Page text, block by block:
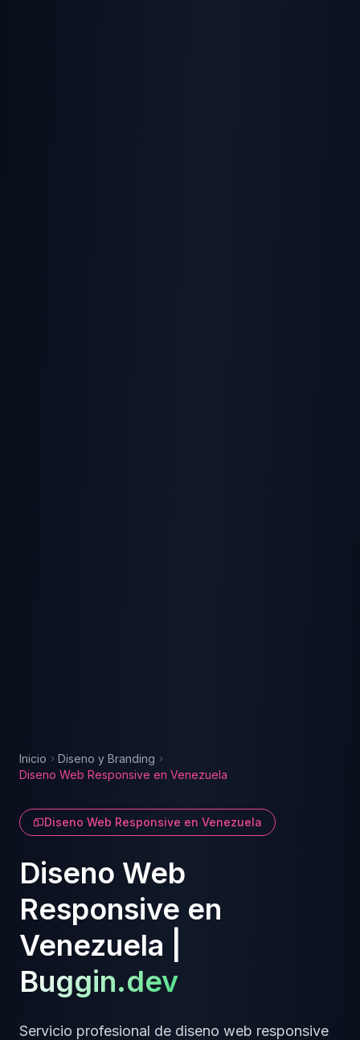
Inicio
Diseno y Branding
Diseno Web Responsive en Venezuela
Diseno Web Responsive en Venezuela
Diseno Web
Responsive en
Venezuela
Buggin.dev
Servicio profesional de diseno web responsive